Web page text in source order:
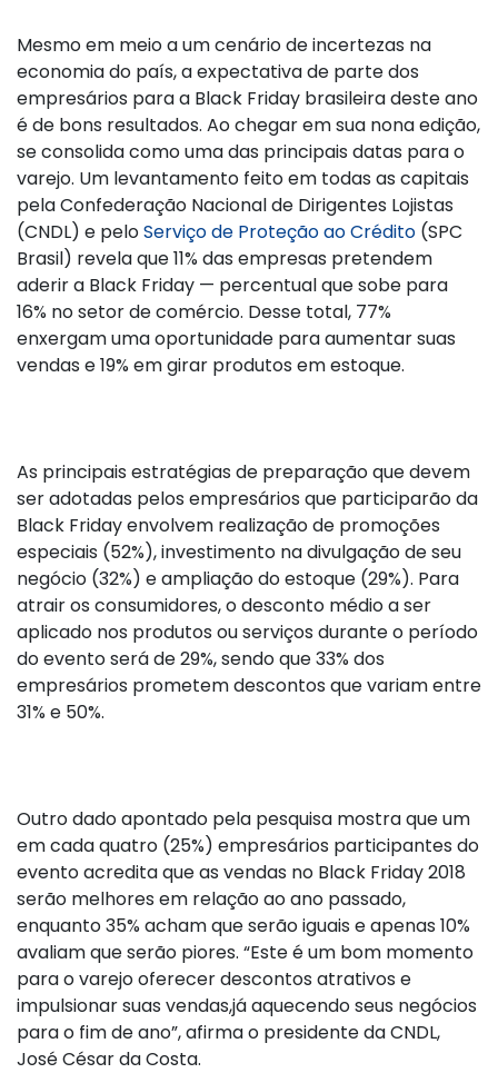
Mesmo em meio a um cenário de incertezas na
economia do país, a expectativa de parte dos
empresários para a Black Friday brasileira deste ano
é de bons resultados. Ao chegar em sua nona edição,
se consolida como uma das principais datas para o
varejo. Um levantamento feito em todas as capitais
pela Confederação Nacional de Dirigentes Lojistas
(CNDL) e peloServiço de Proteção ao Crédito (SPC
Brasil) revela que 11% das empresas pretendem
aderir a Black Friday — percentual que sobe para
16% no setor de comércio. Desse total, 77%
enxergam uma oportunidade para aumentar suas
vendas e 19% em girar produtos em estoque.
As principais estratégias de preparação que devem
ser adotadas pelos empresários que participarão da
Black Friday envolvem realização de promoções
especiais (52%), investimento na divulgação de seu
negócio (32%) e ampliação do estoque (29%). Para
atrair os consumidores, o desconto médio a ser
aplicado nos produtos ou serviços durante o período
do evento será de 29%, sendo que 33% dos
empresários prometem descontos que variam entre
31% e 50%.
Outro dado apontado pela pesquisa mostra que um
em cada quatro (25%) empresários participantes do
evento acredita que as vendas no Black Friday 2018
serão melhores em relação ao ano passado,
enquanto 35% acham que serão iguais e apenas 10%
avaliam que serão piores. “Este é um bom momento
para o varejo oferecer descontos atrativos e
impulsionar suas vendas,já aquecendo seus negócios
para o fim de ano”, afirma o presidente da CNDL,
José César da Costa.